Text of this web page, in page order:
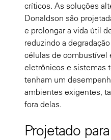
críticos. As soluções
Donaldson são
e prolongar a vida útil
reduzindo a
células de combustível
eletrônicos e sistemas
tenham um
ambientes exigentes,
fora delas.
Projetado